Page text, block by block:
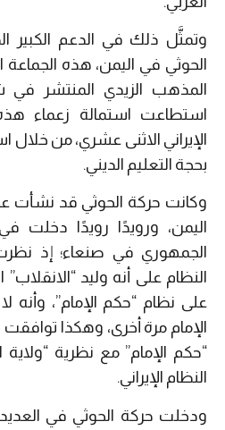
وتمثَّل ذلك في الدعم الكبير
الحوثي في اليمن، هذه الجماعة
المذهب الزيدي المنتشر في
استطاعت استمالة زعماء
الإيراني الاثنى عشري، من خلال
بحجة التعليم الديني.
اليمن، ورويدًا رويدًا دخلت
الجمهوري في صنعاء؛ إذ
النظام على أنه وليد
على نظام “حكم الإمام”، وأنه
الإمام مرة أخرى، وهكذا
“حكم الإمام” مع نظرية “ولاية
النظام الإيراني.
ودخلت حركة الحوثي في